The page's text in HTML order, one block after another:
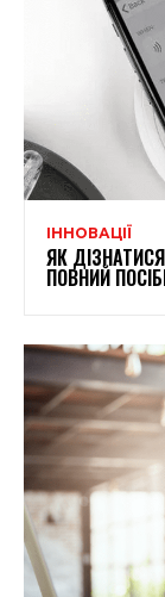
ІННОВАЦІЇ
ЯК
ПОВНИЙ